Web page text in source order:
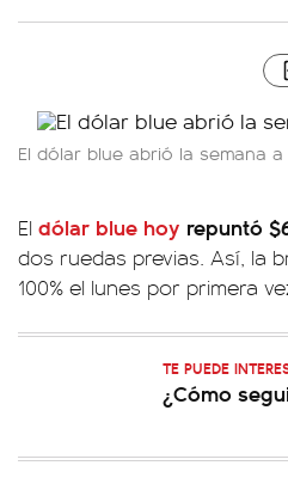
El dólar blue abrió la semana
El dólar blue hoy repuntó
dos ruedas previas. Así, la
100% el lunes por primera
TE PUEDE
¿Cómo